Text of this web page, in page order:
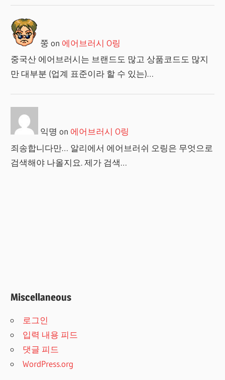
쭝 on 에어브러시 O링
중국산 에어브러시는 브랜드도 많고 상품코드도 많지
만 대부분 (업계 표준이라 할 수 있는)…
익명 on 에어브러시 O링
죄송합니다만… 알리에서 에어브러쉬 오링은 무엇으로
검색해야 나올지요. 제가 검색…
Miscellaneous
로그인
입력 내용 피드
댓글 피드
WordPress.org